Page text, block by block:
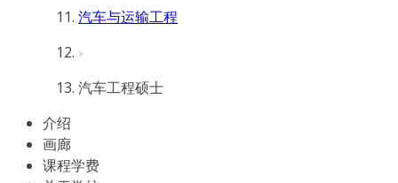
汽车与运输工程
汽车工程硕士
介绍
画廊
课程学费